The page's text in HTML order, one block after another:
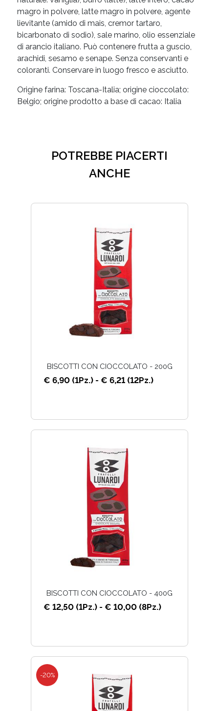
magro in polvere, latte magro in polvere, agente
lievitante (amido di mais, cremor tartaro,
bicarbonato di sodio), sale marino, olio essenziale
di arancio italiano. Può contenere frutta a guscio,
arachidi, sesamo e senape. Senza conservanti e
coloranti. Conservare in luogo fresco e asciutto.
Origine farina: Toscana-Italia; origine cioccolato:
Belgio; origine prodotto a base di cacao: Italia
POTREBBE PIACERTI
ANCHE
€ 6,90 (1Pz.) - € 6,21 (12Pz.)
BISCOTTI CON CIOCCOLATO - 200G
€ 12,50 (1Pz.) - € 10,00 (8Pz.)
BISCOTTI CON CIOCCOLATO - 400G
-20%